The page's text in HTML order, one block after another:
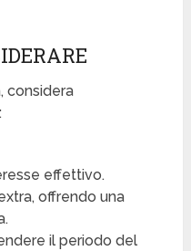
considera
effettivo.
offrendo una
il periodo del